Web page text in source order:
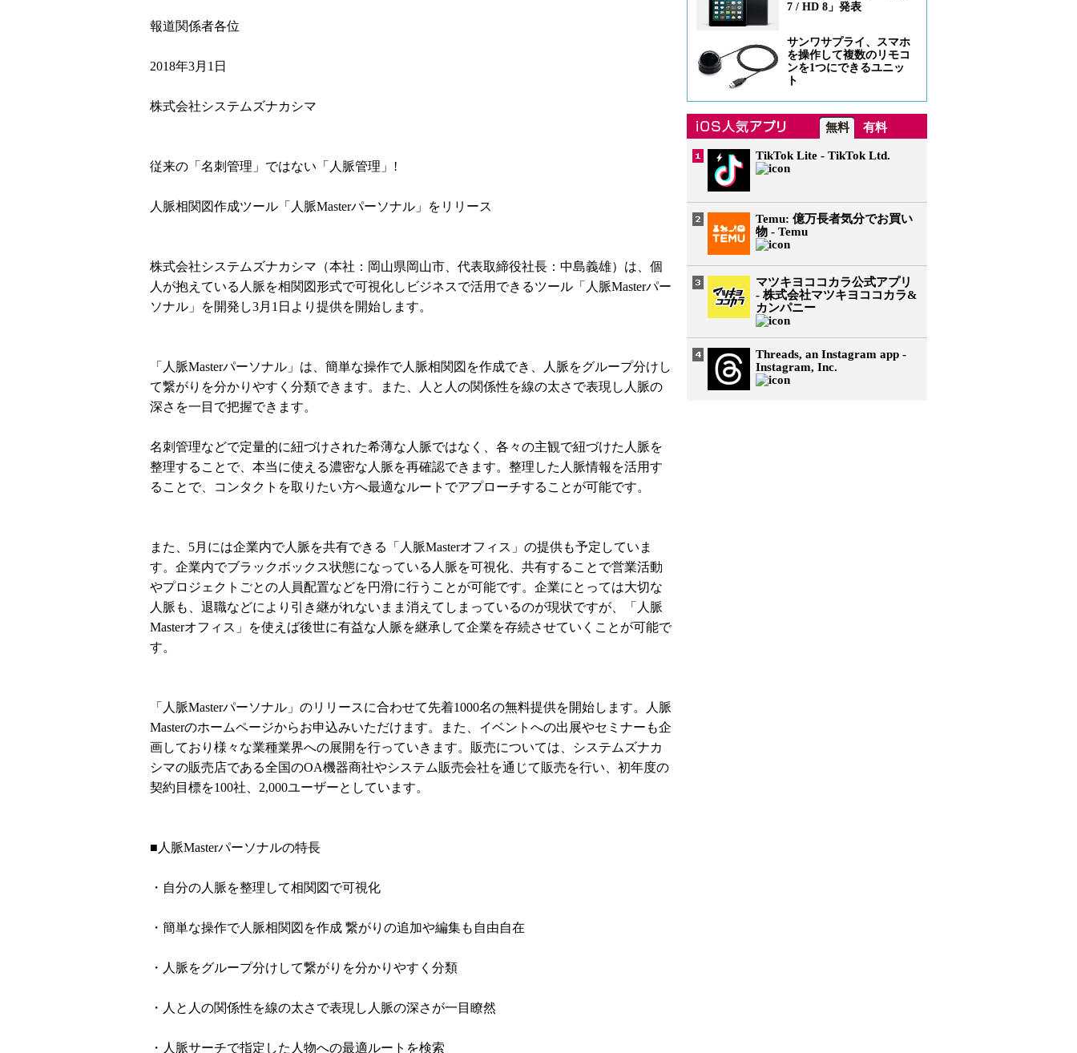
報道関係者各位
2018年3月1日
株式会社システムズナカシマ
従来の「名刺管理」ではない「人脈管理」!
人脈相関図作成ツール「人脈Masterパーソナル」をリリース
株式会社システムズナカシマ（本社：岡山県岡山市、代表取締役社長：中島義雄）は、個
人が抱えている人脈を相関図形式で可視化しビジネスで活用できるツール「人脈Masterパー
ソナル」を開発し3月1日より提供を開始します。
「人脈Masterパーソナル」は、簡単な操作で人脈相関図を作成でき、人脈をグループ分けし
て繋がりを分かりやすく分類できます。また、人と人の関係性を線の太さで表現し人脈の
深さを一目で把握できます。
名刺管理などで定量的に紐づけされた希薄な人脈ではなく、各々の主観で紐づけた人脈を
整理することで、本当に使える濃密な人脈を再確認できます。整理した人脈情報を活用す
ることで、コンタクトを取りたい方へ最適なルートでアプローチすることが可能です。
また、5月には企業内で人脈を共有できる「人脈Masterオフィス」の提供も予定していま
す。企業内でブラックボックス状態になっている人脈を可視化、共有することで営業活動
やプロジェクトごとの人員配置などを円滑に行うことが可能です。企業にとっては大切な
人脈も、退職などにより引き継がれないまま消えてしまっているのが現状ですが、「人脈
Masterオフィス」を使えば後世に有益な人脈を継承して企業を存続させていくことが可能で
す。
「人脈Masterパーソナル」のリリースに合わせて先着1000名の無料提供を開始します。人脈
Masterのホームページからお申込みいただけます。また、イベントへの出展やセミナーも企
画しており様々な業種業界への展開を行っていきます。販売については、システムズナカ
シマの販売店である全国のOA機器商社やシステム販売会社を通じて販売を行い、初年度の
契約目標を100社、2,000ユーザーとしています。
■人脈Masterパーソナルの特長
・自分の人脈を整理して相関図で可視化
・簡単な操作で人脈相関図を作成 繋がりの追加や編集も自由自在
・人脈をグループ分けして繋がりを分かりやすく分類
・人と人の関係性を線の太さで表現し人脈の深さが一目瞭然
・人脈サーチで指定した人物への最適ルートを検索
7 / HD 8」発表
サンワサプライ、スマホ
を操作して複数のリモコ
ンを1つにできるユニッ
ト
無料 有料
TikTok Lite - TikTok Ltd.
Temu: 億万長者気分でお買い
物 - Temu
マツキヨココカラ公式アプリ
- 株式会社マツキヨココカラ&
カンパニー
Threads, an Instagram app -
Instagram, Inc.